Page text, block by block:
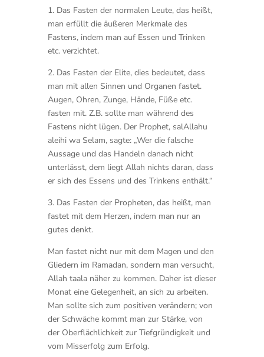
1. Das Fasten der normalen Leute, das heißt,
man erfüllt die äußeren Merkmale des
Fastens, indem man auf Essen und Trinken
etc. verzichtet.
2. Das Fasten der Elite, dies bedeutet, dass
man mit allen Sinnen und Organen fastet.
Augen, Ohren, Zunge, Hände, Füße etc.
fasten mit. Z.B. sollte man während des
Fastens nicht lügen. Der Prophet, salAllahu
aleihi wa Selam, sagte: „Wer die falsche
Aussage und das Handeln danach nicht
unterlässt, dem liegt Allah nichts daran, dass
er sich des Essens und des Trinkens enthält.“
3. Das Fasten der Propheten, das heißt, man
fastet mit dem Herzen, indem man nur an
gutes denkt.
Man fastet nicht nur mit dem Magen und den
Gliedern im Ramadan, sondern man versucht,
Allah taala näher zu kommen. Daher ist dieser
Monat eine Gelegenheit, an sich zu arbeiten.
Man sollte sich zum positiven verändern; von
der Schwäche kommt man zur Stärke, von
der Oberflächlichkeit zur Tiefgründigkeit und
vom Misserfolg zum Erfolg.